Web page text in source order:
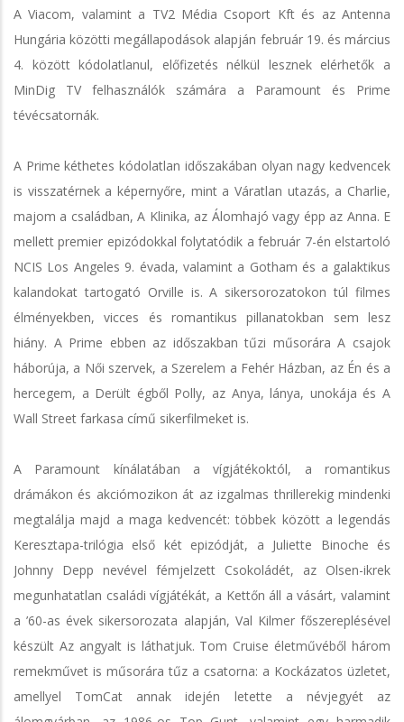
A Viacom, valamint a TV2 Média Csoport Kft és az Antenna
Hungária közötti megállapodások alapján február 19. és március
4. között kódolatlanul, előfizetés nélkül lesznek elérhetők a
MinDig TV felhasználók számára a Paramount és Prime
tévécsatornák.
A Prime kéthetes kódolatlan időszakában olyan nagy kedvencek
is visszatérnek a képernyőre, mint a Váratlan utazás, a Charlie,
majom a családban, A Klinika, az Álomhajó vagy épp az Anna. E
mellett premier epizódokkal folytatódik a február 7-én elstartoló
NCIS Los Angeles 9. évada, valamint a Gotham és a galaktikus
kalandokat tartogató Orville is. A sikersorozatokon túl filmes
élményekben, vicces és romantikus pillanatokban sem lesz
hiány. A Prime ebben az időszakban tűzi műsorára A csajok
háborúja, a Női szervek, a Szerelem a Fehér Házban, az Én és a
hercegem, a Derült égből Polly, az Anya, lánya, unokája és A
Wall Street farkasa című sikerfilmeket is.
A Paramount kínálatában a vígjátékoktól, a romantikus
drámákon és akciómozikon át az izgalmas thrillerekig mindenki
megtalálja majd a maga kedvencét: többek között a legendás
Keresztapa-trilógia első két epizódját, a Juliette Binoche és
Johnny Depp nevével fémjelzett Csokoládét, az Olsen-ikrek
megunhatatlan családi vígjátékát, a Kettőn áll a vásárt, valamint
a ’60-as évek sikersorozata alapján, Val Kilmer főszereplésével
készült Az angyalt is láthatjuk. Tom Cruise életművéből három
remekművet is műsorára tűz a csatorna: a Kockázatos üzletet,
amellyel TomCat annak idején letette a névjegyét az